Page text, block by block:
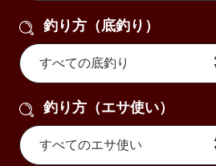
釣り方（底釣り）
釣り方（エサ使い）